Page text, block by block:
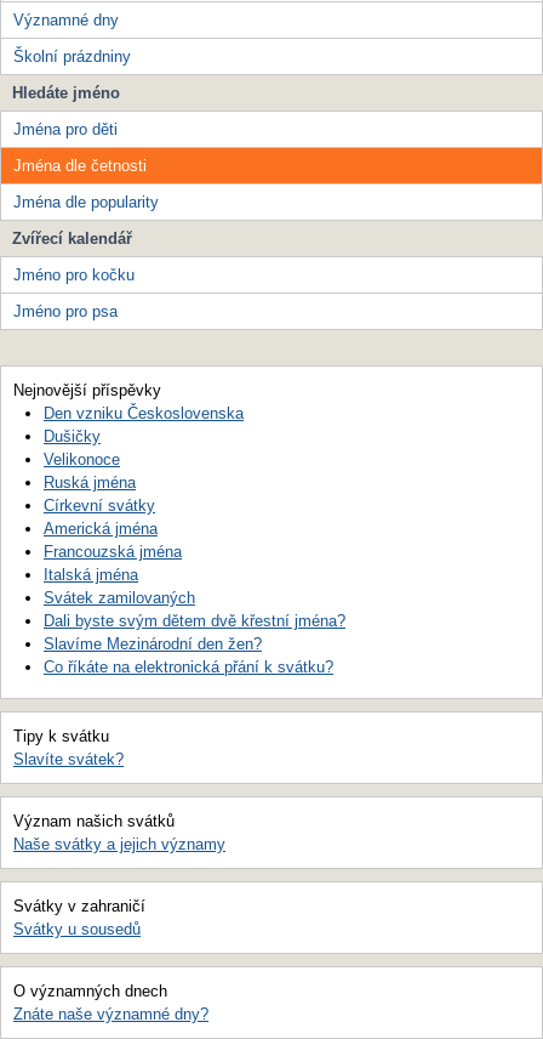
Významné dny
Školní prázdniny
Hledáte jméno
Jména pro děti
Jména dle četnosti
Jména dle popularity
Zvířecí kalendář
Jméno pro kočku
Jméno pro psa
Nejnovější příspěvky
Den vzniku Československa
Dušičky
Velikonoce
Ruská jména
Církevní svátky
Americká jména
Francouzská jména
Italská jména
Svátek zamilovaných
Dali byste svým dětem dvě křestní jména?
Slavíme Mezinárodní den žen?
Co říkáte na elektronická přání k svátku?
Tipy k svátku
Slavíte svátek?
Význam našich svátků
Naše svátky a jejich významy
Svátky v zahraničí
Svátky u sousedů
O významných dnech
Znáte naše významné dny?